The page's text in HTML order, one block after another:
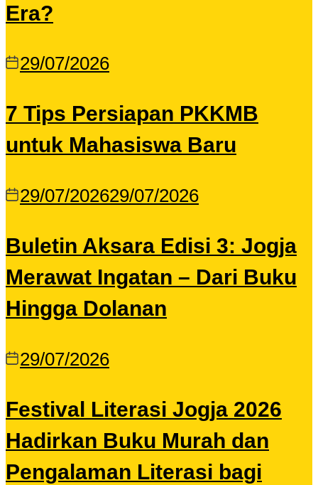
Era?
29/07/2026
7 Tips Persiapan PKKMB
untuk Mahasiswa Baru
29/07/202629/07/2026
Buletin Aksara Edisi 3: Jogja
Merawat Ingatan – Dari Buku
Hingga Dolanan
29/07/2026
Festival Literasi Jogja 2026
Hadirkan Buku Murah dan
Pengalaman Literasi bagi